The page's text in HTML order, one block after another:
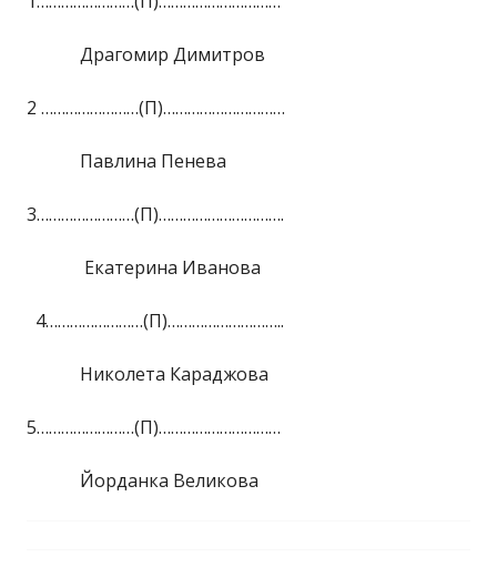
Драгомир Димитров
2 ……………………(П)…………………………
Павлина Пенева
3……………………(П)………………………….
Екатерина Иванова
4……………………(П)………………………..
Николета Караджова
5……………………(П)…………………………
Йорданка Великова